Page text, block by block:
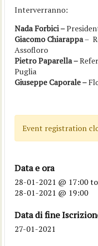
Interverranno:
Nada Forbici –
GiacomoChiarappa–
Assofloro
Pietro Paparella –
Puglia
Giuseppe Caporale –
Event registration
Data e ora
28-01-2021 @ 17:00to
28-01-2021 @ 19:00
Data di fine
27-01-2021